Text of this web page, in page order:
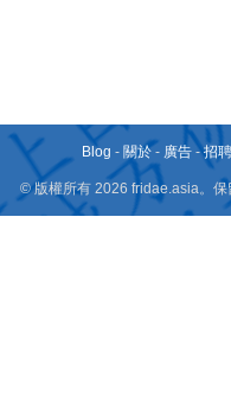
Blog - 關於 - 廣告 -招
© 版權所有 2026 fridae.asia。